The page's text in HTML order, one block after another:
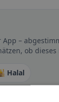
App –
ob
Halal